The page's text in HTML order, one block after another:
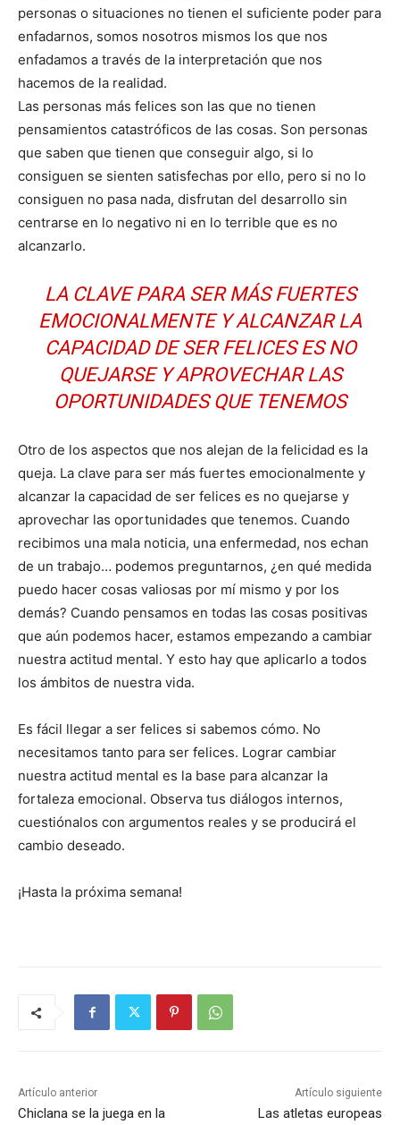
personas o situaciones no tienen el suficiente poder para
enfadarnos, somos nosotros mismos los que nos
enfadamos a través de la interpretación que nos
hacemos de la realidad.
Las personas más felices son las que no tienen
pensamientos catastróficos de las cosas. Son personas
que saben que tienen que conseguir algo, si lo
consiguen se sienten satisfechas por ello, pero si no lo
consiguen no pasa nada, disfrutan del desarrollo sin
centrarse en lo negativo ni en lo terrible que es no
alcanzarlo.
LA CLAVE PARA SER MÁS FUERTES
EMOCIONALMENTE Y ALCANZAR LA
CAPACIDAD DE SER FELICES ES NO
QUEJARSE Y APROVECHAR LAS
OPORTUNIDADES QUE TENEMOS
Otro de los aspectos que nos alejan de la felicidad es la
queja. La clave para ser más fuertes emocionalmente y
alcanzar la capacidad de ser felices es no quejarse y
aprovechar las oportunidades que tenemos. Cuando
recibimos una mala noticia, una enfermedad, nos echan
de un trabajo… podemos preguntarnos, ¿en qué medida
puedo hacer cosas valiosas por mí mismo y por los
demás? Cuando pensamos en todas las cosas positivas
que aún podemos hacer, estamos empezando a cambiar
nuestra actitud mental. Y esto hay que aplicarlo a todos
los ámbitos de nuestra vida.
Es fácil llegar a ser felices si sabemos cómo. No
necesitamos tanto para ser felices. Lograr cambiar
nuestra actitud mental es la base para alcanzar la
fortaleza emocional. Observa tus diálogos internos,
cuestiónalos con argumentos reales y se producirá el
cambio deseado.
¡Hasta la próxima semana!
Artículo anterior
Chiclana se la juega en la
Artículo siguiente
Las atletas europeas